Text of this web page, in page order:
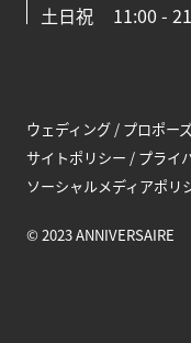
土日祝
11:00 -
ウェディング プロポー
サイトポリシー
プライ
ソーシャルメディアポリ
© 2023 ANNIVERSAIRE